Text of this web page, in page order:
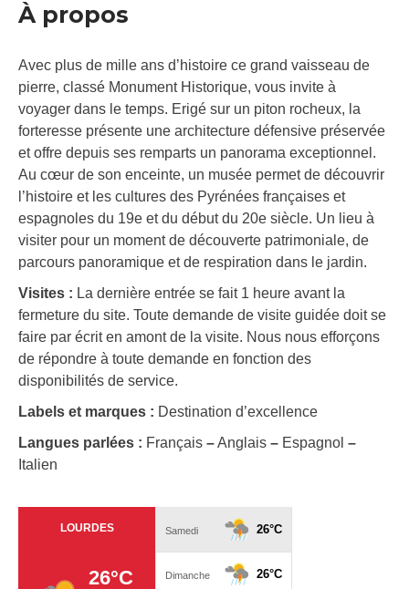
À propos
Avec plus de mille ans d’histoire ce grand vaisseau de
pierre, classé Monument Historique, vous invite à
voyager dans le temps. Erigé sur un piton rocheux, la
forteresse présente une architecture défensive préservée
et offre depuis ses remparts un panorama exceptionnel.
Au cœur de son enceinte, un musée permet de découvrir
l’histoire et les cultures des Pyrénées françaises et
espagnoles du 19e et du début du 20e siècle. Un lieu à
visiter pour un moment de découverte patrimoniale, de
parcours panoramique et de respiration dans le jardin.
Visites : La dernière entrée se fait 1 heure avant la
fermeture du site. Toute demande de visite guidée doit se
faire par écrit en amont de la visite. Nous nous efforçons
de répondre à toute demande en fonction des
disponibilités de service.
Labels et marques : Destination d’excellence
Langues parlées : Français –Anglais – Espagnol –
Italien